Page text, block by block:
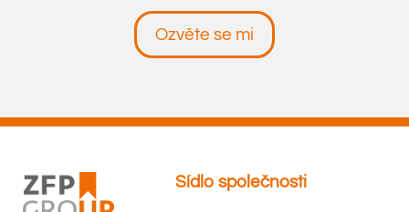
Ozvěte se mi
Sídlo společnosti